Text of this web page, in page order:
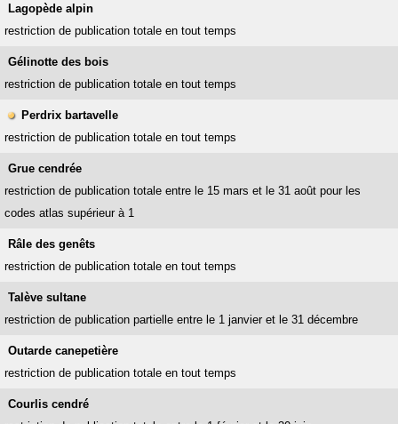
Lagopède alpin
restriction de publication totale en tout temps
Gélinotte des bois
restriction de publication totale en tout temps
Perdrix bartavelle
restriction de publication totale en tout temps
Grue cendrée
restriction de publication totale entre le 15 mars et le 31 août pour les
codes atlas supérieur à 1
Râle des genêts
restriction de publication totale en tout temps
Talève sultane
restriction de publication partielle entre le 1 janvier et le 31 décembre
Outarde canepetière
restriction de publication totale en tout temps
Courlis cendré